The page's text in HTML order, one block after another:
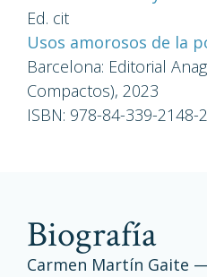
Ed. cit
Usos amorosos de la
Barcelona: Editorial
Compactos), 2023
ISBN: 978-84-339-2148-2
Biografía
Carmen Martín Gaite